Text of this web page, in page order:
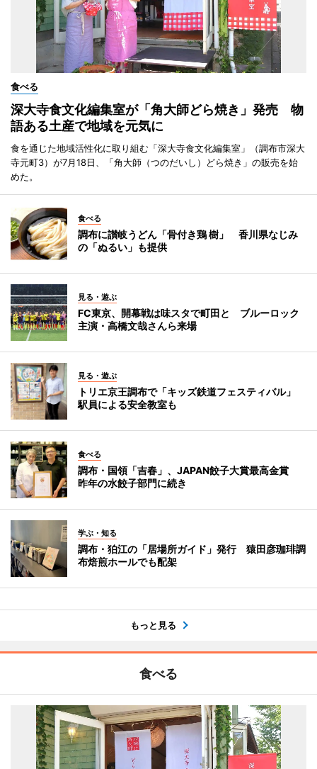
食べる
深大寺食文化編集室が「角大師どら焼き」発売 物
語ある土産で地域を元気に
食を通じた地域活性化に取り組む「深大寺食文化編集室」（調布市深大
寺元町3）が7月18日、「角大師（つのだいし）どら焼き」の販売を始
めた。
食べる
調布に讃岐うどん「骨付き鶏 樹」 香川県なじみ
の「ぬるい」も提供
見る・遊ぶ
FC東京、開幕戦は味スタで町田と ブルーロック
主演・高橋文哉さんら来場
見る・遊ぶ
トリエ京王調布で「キッズ鉄道フェスティバル」
駅員による安全教室も
食べる
調布・国領「吉春」、JAPAN餃子大賞最高金賞
昨年の水餃子部門に続き
学ぶ・知る
調布・狛江の「居場所ガイド」発行 猿田彦珈琲調
布焙煎ホールでも配架
もっと見る
食べる